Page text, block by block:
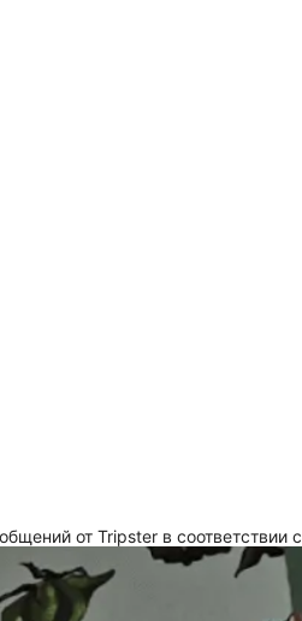
от Tripster в соответствии c